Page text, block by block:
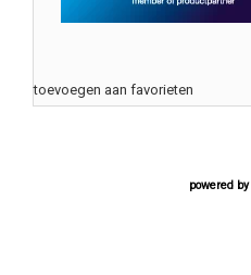
toevoegen aan favorieten
powered by